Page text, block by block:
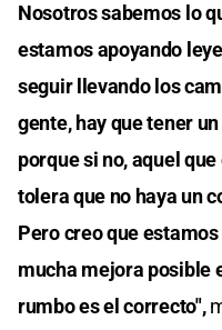
Nosotros sabemos lo
estamos apoyando
seguir llevando los
gente, hay que tener
porque si no, aquel
tolera que no haya un
Pero creo que
mucha mejora posible
rumbo es el correcto",